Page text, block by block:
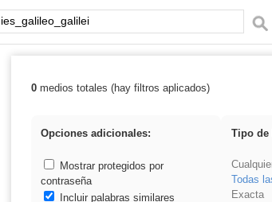
Palabra o frase:
Resultados de:
0medios totales (hay filtros aplicados)
Opciones adicionales:
Mostrar protegidos por
contraseña
Incluir palabras similares
Tipo de
Todas
Exacta